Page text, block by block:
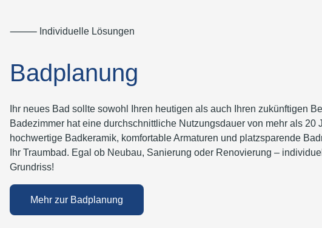
⸻ Individuelle Lösungen
Badplanung
Ihr neues Bad sollte sowohl Ihren heutigen als auch Ihren zukünftigen
Badezimmer hat eine durchschnittliche Nutzungsdauer von mehr als 20
hochwertige Badkeramik, komfortable Armaturen und platzsparende
Ihr Traumbad. Egal ob Neubau, Sanierung oder Renovierung –
Grundriss!
Mehr zur Badplanung